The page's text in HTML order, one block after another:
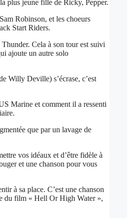
plus jeune fille de Ricky, Pepper.
Robinson, et les choeurs
Start Riders.
Cela à son tour est suivi
ajoute un autre solo
Willy Deville) s’écrase, c’est
Marine et comment il a ressenti
que par un lavage de
vos idéaux et d’être fidèle à
et une chanson pour vous
à sa place. C’est une chanson
du film « Hell Or High Water »,